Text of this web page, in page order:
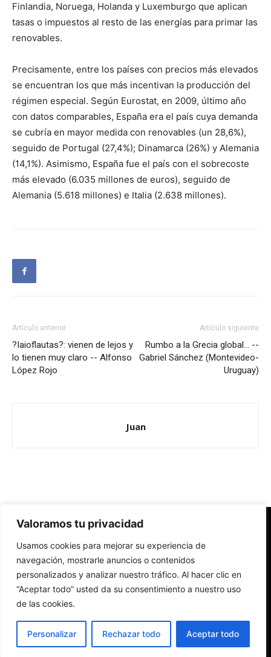
Valoramos tu privacidad
Usamos cookies para mejorar su experiencia de
navegación, mostrarle anuncios o contenidos
personalizados y analizar nuestro tráfico. Al hacer clic en
“Aceptar todo” usted da su consentimiento a nuestro uso
de las cookies.
Personalizar Rechazar todo Aceptar todo
Finlandia, Noruega, Holanda y Luxemburgo que aplican
tasas o impuestos al resto de las energías para primar las
renovables.
Precisamente, entre los países con precios más elevados
se encuentran los que más incentivan la producción del
régimen especial. Según Eurostat, en 2009, último año
con datos comparables, España era el país cuya demanda
se cubría en mayor medida con renovables (un 28,6%),
seguido de Portugal (27,4%); Dinamarca (26%) y Alemania
(14,1%). Asimismo, España fue el país con el sobrecoste
más elevado (6.035 millones de euros), seguido de
Alemania (5.618 millones) e Italia (2.638 millones).
Artículo anterior
?Iaioflautas?: vienen de lejos y
lo tienen muy claro -- Alfonso
López Rojo
Artículo siguiente
Rumbo a la Grecia global… --
Gabriel Sánchez (Montevideo-
Uruguay)
Juan
Redes Cristianas
Una mirada alternativa sobre la Iglesia católica y la sociedad
- Colectivos de Redes Cristianas